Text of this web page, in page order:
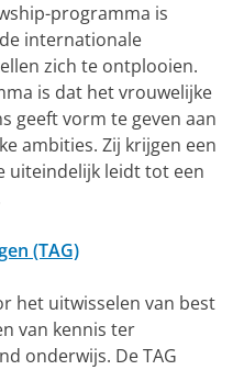
programma is
internationale
zich te ontplooien.
is dat het vrouwelijke
geeft vorm te geven aan
ambities. Zij krijgen een
uiteindelijk leidt tot een
(TAG)
het uitwisselen van best
van kennis ter
onderwijs. De TAG